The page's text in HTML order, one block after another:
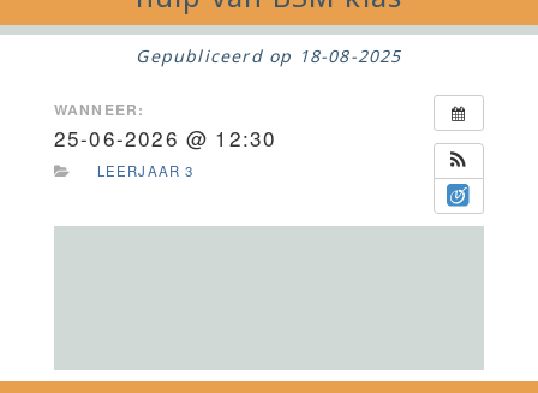
Gepubliceerd op 18-08-2025
WANNEER:
25-06-2026 @ 12:30
LEERJAAR 3